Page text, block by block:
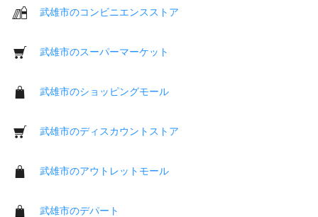
武雄市のコンビニエンスストア
武雄市のスーパーマーケット
武雄市のショッピングモール
武雄市のディスカウントストア
武雄市のアウトレットモール
武雄市のデパート